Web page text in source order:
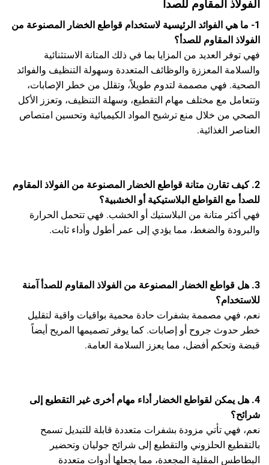
الفولاذ المقاوم للصدأ
1- ما هي الفوائد الرئيسية لاستخدام قواطع الخضار المصنوعة من
الفولاذ المقاوم للصدأ؟
فهي توفر العديد من المزايا بما في ذلك المتانة الاستثنائية
والسلامة المعززة والوظائف المتعددة وسهولة التنظيف والفوائد
الصحية. فهي مصممة لتدوم طويلاً، وتقلل من خطر الإصابات،
وتتعامل مع مختلف مهام التقطيع، وسهلة التنظيف، وتعزز الأكل
الصحي من خلال منع ترشيح المواد الكيميائية وتحسين امتصاص
العناصر الغذائية.
2. كيف تقارن متانة قواطع الخضار المصنوعة من الفولاذ المقاوم
للصدأ مع القواطع البلاستيكية أو الخشبية؟
فهي أكثر متانة من البلاستيك أو الخشب. فهي تتحمل الحرارة
والبرودة والضغط، مما يؤدي إلى عمر أطول وأداء ثابت.
3. هل قواطع الخضار المصنوعة من الفولاذ المقاوم للصدأ آمنة
للاستخدام؟
نعم، فهي مصممة بشفرات حادة محمية بواقيات واقية لتقليل
خطر حدوث جروح أو إصابات. كما يوفر تصميمها المريح أيضاً
قبضة وتحكم أفضل، مما يعزز السلامة العامة.
4. هل يمكن لقواطع الخضار أداء مهام أخرى غير التقطيع إلى
شرائح؟
نعم، فهي تأتي مزودة بشفرات متعددة قابلة للتبديل تسمح
بالتقطيع الحلزوني والتقطيع إلى شرائح جوليان وتحضير
البطاطس المقلية المجعدة، مما يجعلها أدوات متعددة